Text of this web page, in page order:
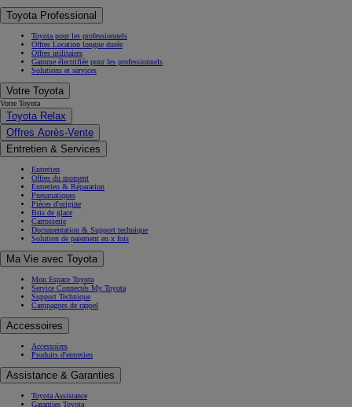
Toyota Professional
Toyota pour les professionnels
Offres Location longue durée
Offres utilitaires
Gamme électrifiée pour les professionnels
Solutions et services
Votre Toyota
Votre Toyota
Toyota Relax
Offres Après-Vente
Entretien & Services
Entretien
Offres du moment
Entretien & Réparation
Pneumatiques
Pièces d'origine
Bris de glace
Carrosserie
Documentation & Support technique
Solution de paiement en x fois
Ma Vie avec Toyota
Mon Espace Toyota
Service Connectés My Toyota
Support Technique
Campagnes de rappel
Accessoires
Accessoires
Produits d'entretien
Assistance & Garanties
Toyota Assistance
Garanties Toyota